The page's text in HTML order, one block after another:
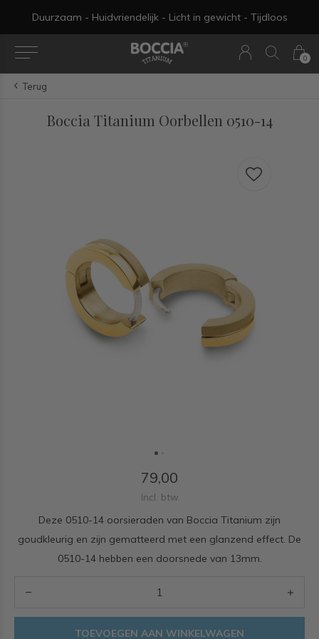
0
Duurzaam - Huidvriendelijk - Licht in gewicht - Tijdloos
Terug
Boccia Titanium Oorbellen 0510-14
79,00
Incl. btw
Deze 0510-14 oorsieraden van Boccia Titanium zijn
goudkleurig en zijn gematteerd met een glanzend effect. De
0510-14 hebben een doorsnede van 13mm.
TOEVOEGEN AAN WINKELWAGEN